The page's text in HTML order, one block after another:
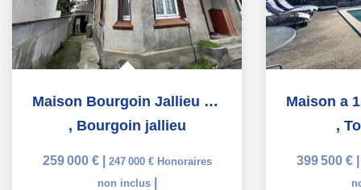
Maison Bourgoin Jallieu 5 pièce(s) 108 m2
, Bourgoin jallieu
259 000 € 247 000 € Honoraires
non inclus
,
399 500 €